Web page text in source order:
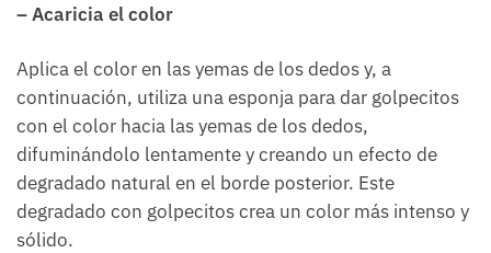
– Acaricia el color
Aplica el color en las yemas de los dedos y, a
continuación, utiliza una esponja para dar golpecitos
con el color hacia las yemas de los dedos,
difuminándolo lentamente y creando un efecto de
degradado natural en el borde posterior. Este
degradado con golpecitos crea un color más intenso y
sólido.